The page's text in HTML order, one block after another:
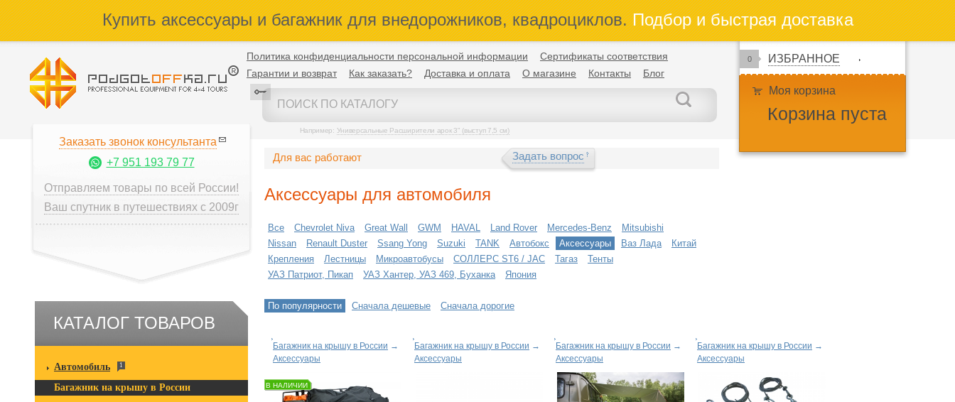
Купить аксессуары и багажник для внедорожников, квадроциклов.Подбор и быстрая доставка
Политика конфиденциальности персональной информации
Сертификаты соответствия
Гарантии и возврат
Как заказать? Доставка и оплата О магазине Контакты Блог
Например: Универсальные Расширители арок 3" (выступ 7,5 см)
0 ИЗБРАННОЕ
Моя корзина
Корзина пуста
Заказать звонок консультанта
+7 951 193 79 77
Отправляем товары по всей России!
Ваш спутник в путешествиях с 2009г
КАТАЛОГ ТОВАРОВ
Автомобиль 1
Багажник на крышу в России
Для вас работают Задать вопрос
Аксессуары для автомобиля
Все Chevrolet Niva Great Wall GWM HAVAL Land Rover Mercedes-Benz
Mitsubishi
Nissan
Renault Duster Ssang Yong Suzuki TANK Автобокс Аксессуары Ваз Лада
Китай
Крепления
Лестницы Микроавтобусы СОЛЛЕРС ST6 / JAC Тагаз
Тенты
УАЗ Патриот, Пикап
УАЗ Хантер, УАЗ 469, Буханка Япония
По популярности Сначала дешевые Сначала дорогие
Багажник на крышу в России →
Аксессуары
В НАЛИЧИИ
Багажник на крышу в России →
Аксессуары
Багажник на крышу в России →
Аксессуары
Багажник на крышу в России →
Аксессуары